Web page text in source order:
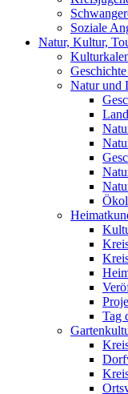
Soziale
Natur, Kultur,
Natur und
Tag